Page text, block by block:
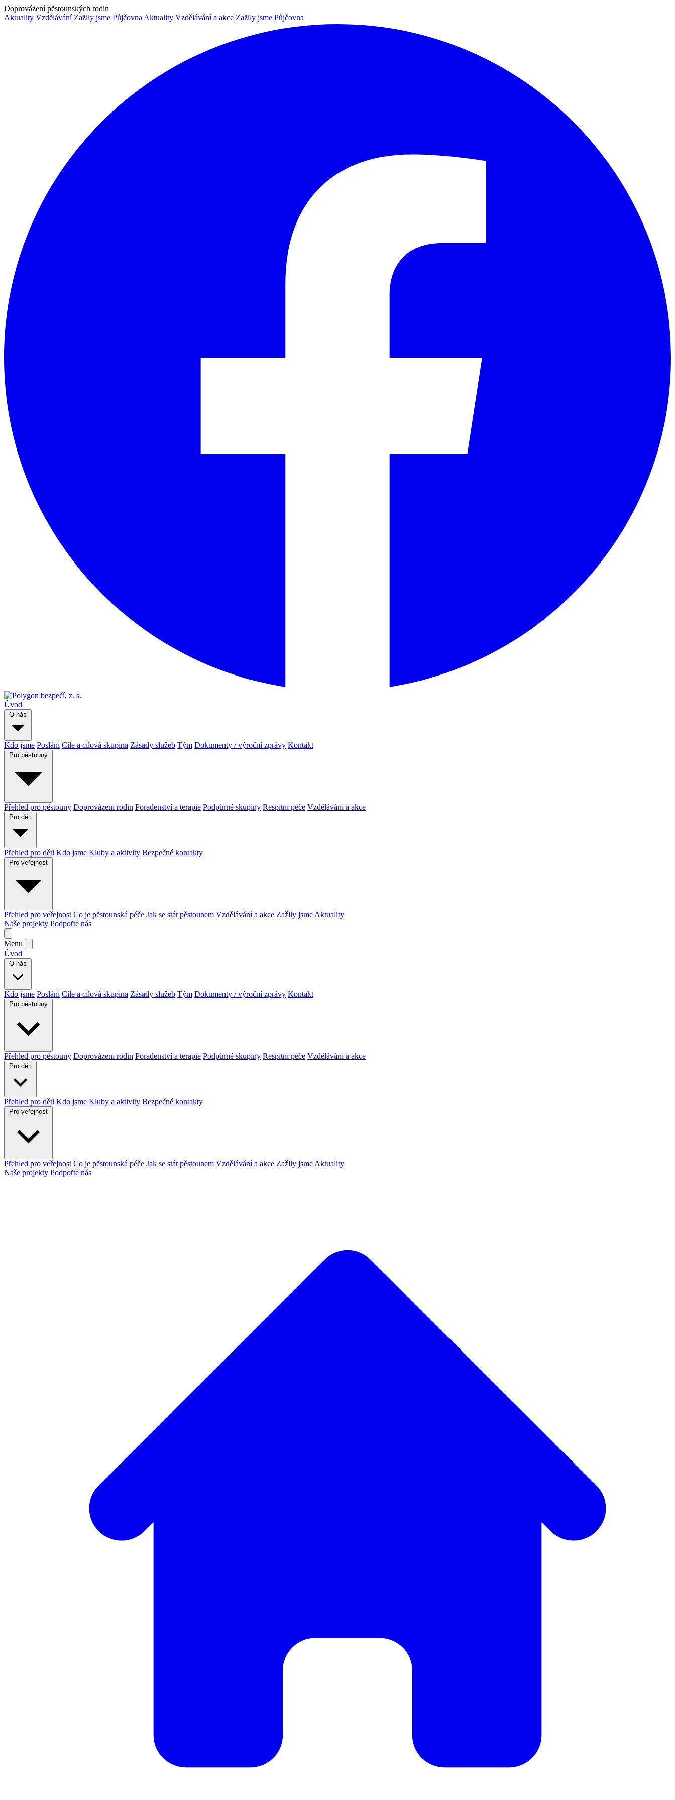
Doprovázení pěstounských rodin
Aktuality Vzdělávání Zažily jsme Půjčovna Aktuality Vzdělávání a akce Zažily jsme Půjčovna
Úvod
O nás
Kdo jsme Poslání Cíle a cílová skupina Zásady služeb Tým Dokumenty / výroční zprávy Kontakt
Pro pěstouny
Přehled pro pěstouny Doprovázení rodin Poradenství a terapie Podpůrné skupiny Respitní péče Vzdělávání a akce
Pro děti
Přehled pro děti Kdo jsme Kluby a aktivity Bezpečné kontakty
Pro veřejnost
Přehled pro veřejnost Co je pěstounská péče Jak se stát pěstounem Vzdělávání a akce Zažily jsme Aktuality
Naše projekty Podpořte nás
Menu
Úvod
O nás
Kdo jsme Poslání Cíle a cílová skupina Zásady služeb Tým Dokumenty / výroční zprávy Kontakt
Pro pěstouny
Přehled pro pěstouny Doprovázení rodin Poradenství a terapie Podpůrné skupiny Respitní péče Vzdělávání a akce
Pro děti
Přehled pro děti Kdo jsme Kluby a aktivity Bezpečné kontakty
Pro veřejnost
Přehled pro veřejnost Co je pěstounská péče Jak se stát pěstounem Vzdělávání a akce Zažily jsme Aktuality
Naše projekty Podpořte nás